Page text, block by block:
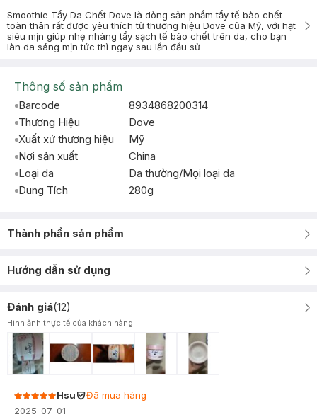
Smoothie Tẩy Da Chết Dove là dòng sản phẩm tẩy tế bào chết
toàn thân rất được yêu thích từ thương hiệu Dove của Mỹ, với hạt
siêu mịn giúp nhẹ nhàng tẩy sạch tế bào chết trên da, cho bạn
làn da sáng mịn tức thì ngay sau lần đầu sử
Thông số sản phẩm
Barcode
8934868200314
Thương Hiệu
Dove
Xuất xứ thương hiệu
Mỹ
Nơi sản xuất
China
Loại da
Da thường/Mọi loại da
Dung Tích
280g
Thành phần sản phẩm
Hướng dẫn sử dụng
Đánh giá(12)
Hình ảnh thực tế của khách hàng
Hsu
Đã mua hàng
2025-07-01